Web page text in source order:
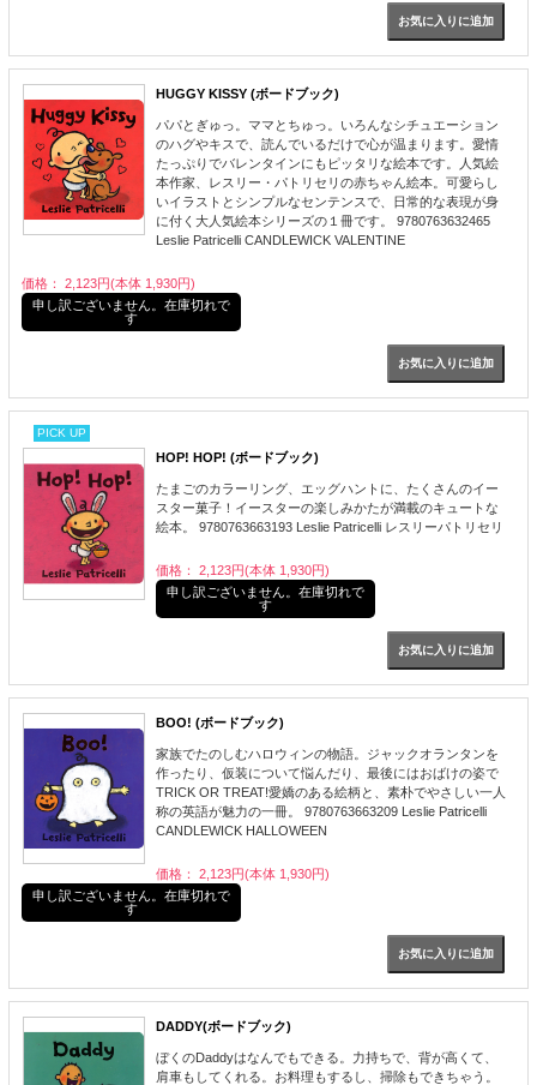
HUGGY KISSY (ボードブック)
パパとぎゅっ。ママとちゅっ。いろんなシチュエーション
のハグやキスで、読んでいるだけで心が温まります。愛情
たっぷりでバレンタインにもピッタリな絵本です。人気絵
本作家、レスリー・パトリセリの赤ちゃん絵本。可愛らし
いイラストとシンプルなセンテンスで、日常的な表現が身
に付く大人気絵本シリーズの１冊です。 9780763632465
Leslie Patricelli CANDLEWICK VALENTINE
価格： 2,123円(本体 1,930円)
申し訳ございません。在庫切れで
す
PICK UP
HOP! HOP! (ボードブック)
たまごのカラーリング、エッグハントに、たくさんのイー
スター菓子！イースターの楽しみかたが満載のキュートな
絵本。 9780763663193 Leslie Patricelli レスリーパトリセリ
価格： 2,123円(本体 1,930円)
申し訳ございません。在庫切れで
す
BOO! (ボードブック)
家族でたのしむハロウィンの物語。ジャックオランタンを
作ったり、仮装について悩んだり、最後にはおばけの姿で
TRICK OR TREAT!愛嬌のある絵柄と、素朴でやさしい一人
称の英語が魅力の一冊。 9780763663209 Leslie Patricelli
CANDLEWICK HALLOWEEN
価格： 2,123円(本体 1,930円)
申し訳ございません。在庫切れで
す
DADDY(ボードブック)
ぼくのDaddyはなんでもできる。力持ちで、背が高くて、
肩車もしてくれる。お料理もするし、掃除もできちゃう。